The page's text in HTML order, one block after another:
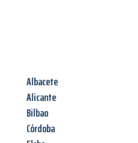
Albacete
Alicante
Bilbao
Córdoba